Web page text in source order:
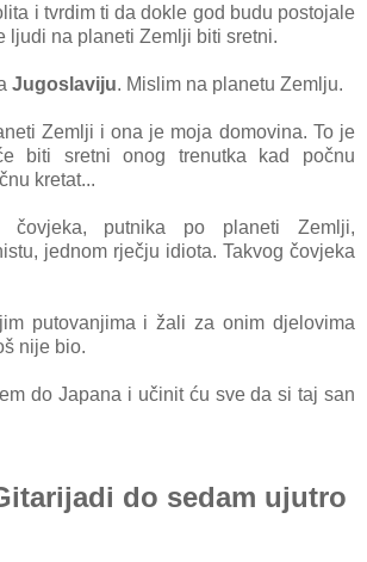
i tvrdim ti da dokle god budu postojale
ljudi na planeti Zemlji biti sretni.
Jugoslaviju. Mislim na planetu Zemlju.
Zemlji i ona je moja domovina. To je
biti sretni onog trenutka kad počnu
kretat...
čovjeka, putnika po planeti Zemlji,
jednom rječju idiota. Takvog čovjeka
putovanjima i žali za onim djelovima
nije bio.
do Japana i učinit ću sve da si taj san
do sedam ujutro